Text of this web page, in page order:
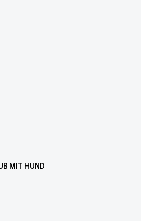
MIT HUND